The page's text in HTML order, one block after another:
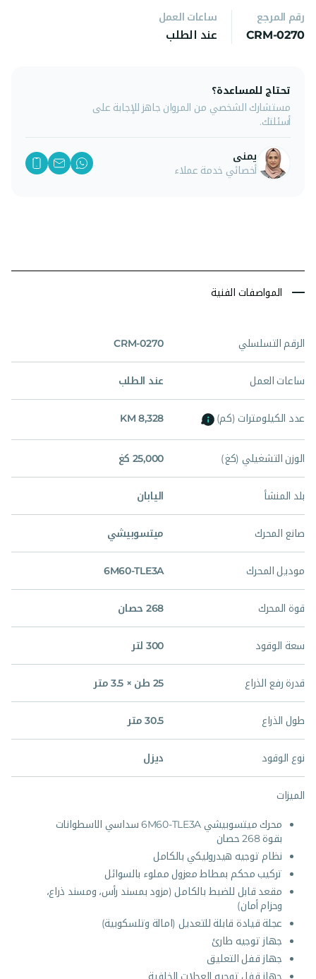
رقم المرجع
CRM-0270
ساعات العمل
عند الطلب
تحتاج للمساعدة؟
مستشارك الشخصي من المروان جاهز للإجابة على
أسئلتك.
يمنى
أخصائي خدمة عملاء
المواصفات الفنية
الرقم التسلسلي CRM-0270
ساعات العمل عند الطلب
عدد الكيلومترات (كم) 8,328 KM
الوزن التشغيلي (كغ) 25,000 كغ
بلد المنشأ اليابان
صانع المحرك ميتسوبيشي
موديل المحرك 6M60-TLE3A
قوة المحرك 268 حصان
سعة الوقود 300 لتر
قدرة رفع الذراع 25 طن × 3.5 متر
طول الذراع 30.5 متر
نوع الوقود ديزل
الميزات
محرك ميتسوبيشي 6M60-TLE3A سداسي الاسطوانات
بقوة 268 حصان
نظام توجيه هيدروليكي بالكامل
تركيب محكم بمطاط معزول مملوء بالسوائل
مقعد قابل للضبط بالكامل (مزود بمسند رأس، ومسند ذراع،
وحزام أمان)
عجلة قيادة قابلة للتعديل (امالة وتلسكوبية)
جهاز توجيه طارئ
جهاز قفل التعليق
جهاز قفل توجيه العجلات الخلفية